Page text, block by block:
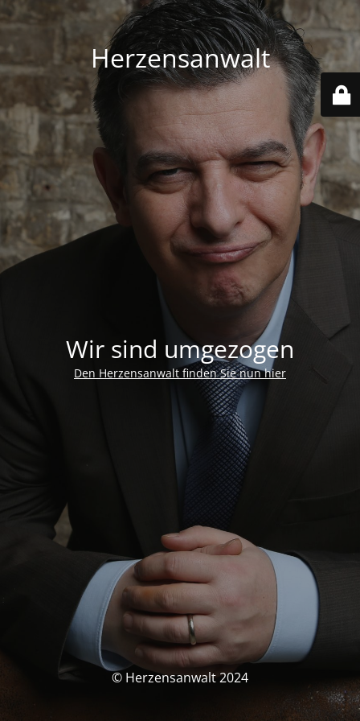
Herzensanwalt
Wir sind umgezogen
Den Herzensanwalt finden Sie nun hier
© Herzensanwalt 2024